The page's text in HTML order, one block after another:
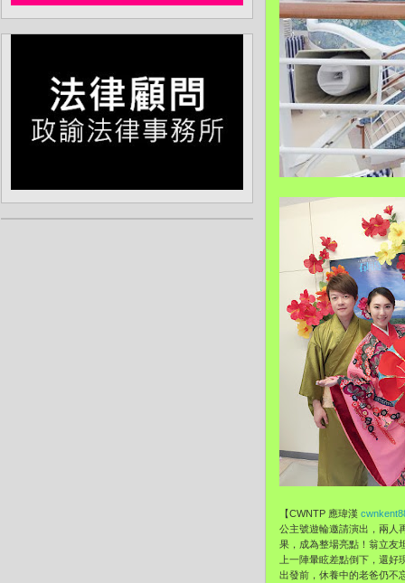
【CWNTP 應瑋漢
公主號遊輪邀請演出，兩人
果，成為整場亮點！翁立友
上一陣暈眩差點倒下，還
出發前，休養中的老爸仍不